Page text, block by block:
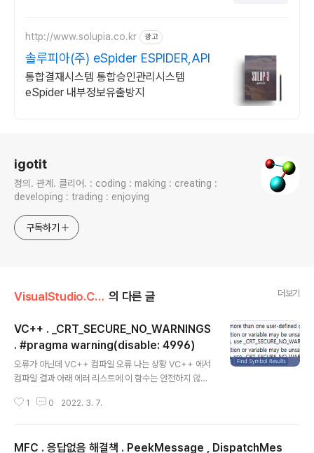
http://www.solupia.co.kr 광고
솔루피아(주) eSpider ESPIDER,API
통합결재시스템 통합승인관리시스템
eSpider 내부정보유출방지
igotit
정의. 관계. 클리어. : coding : making : creating :
developing : trading : enjoying
구독하기
VisualStudio.C++.C#/코딩팁,함수활용,단편 의 다른 글 더보기
VC++ . _CRT_SECURE_NO_WARNINGS
. #pragma warning(disable: 4996)
오류가 아닌데 VC++ 컴파일 오류 나는 상황 VC++ 에서
컴파일 결과 아래 에러 리스트에 이 함수는 안전하지 않다.
URE_NO_WARNINGS 추가하라는 문구 보이는 경우 해
해주는함수를 보면 구질구질 하기 짝이 없는 경우가 많다.
1 0 2022. 3. 7.
MFC . 응답없음 해결책 . PeekMessage , DispatchMes